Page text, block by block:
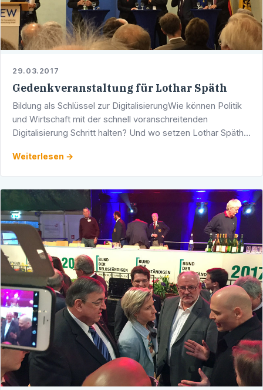
29.03.2017
Gedenkveranstaltung für Lothar Späth
Bildung als Schlüssel zur DigitalisierungWie können Politik
und Wirtschaft mit der schnell voranschreitenden
Digitalisierung Schritt halten? Und wo setzen Lothar Späths
Weiterlesen →